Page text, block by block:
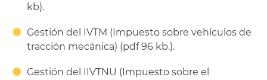
kb).
Gestión del IVTM (Impuesto sobre vehículos de
tracción mecánica) (pdf 96 kb.).
Gestión del IIVTNU (Impuesto sobre el